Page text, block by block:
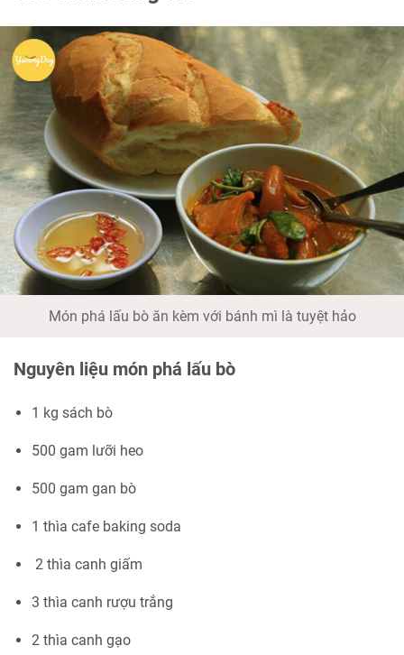
Món phá lấu bò ăn kèm với bánh mì là tuyệt hảo
Nguyên liệu món phá lấu bò
1 kg sách bò
500 gam lưỡi heo
500 gam gan bò
1 thìa cafe baking soda
2 thìa canh giấm
3 thìa canh rượu trắng
2 thìa canh gạo